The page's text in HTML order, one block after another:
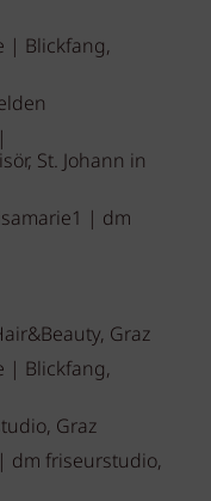
| Blickfang,
St. Johann in
| dm
Graz
| Blickfang,
Graz
dm friseurstudio,